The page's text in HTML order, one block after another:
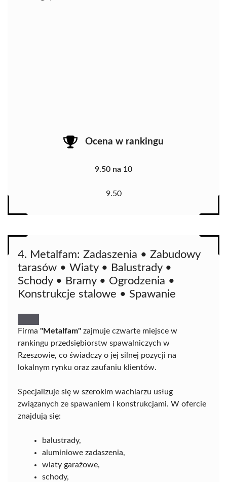
Ocena w rankingu
9.50 na 10
9.50
4. Metalfam: Zadaszenia • Zabudowy
tarasów • Wiaty • Balustrady •
Schody • Bramy • Ogrodzenia •
Konstrukcje stalowe • Spawanie
Firma "Metalfam" zajmuje czwarte miejsce w
rankingu przedsiębiorstw spawalniczych w
Rzeszowie, co świadczy o jej silnej pozycji na
lokalnym rynku oraz zaufaniu klientów.
Specjalizuje się w szerokim wachlarzu usług
związanych ze spawaniem i konstrukcjami. W ofercie
znajdują się:
balustrady,
aluminiowe zadaszenia,
wiaty garażowe,
schody,